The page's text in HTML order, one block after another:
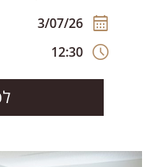
3/07/26
12:30